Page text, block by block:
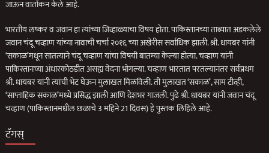
जाऊन वार्तांकन केले आहे.
भारतीय लष्कर व जवान हा त्यांच्या जिव्हाळ्याचा विषय होता. पाकिस्तानच्या ताब्यात अडकलेले
जवान चंदू चव्हाण यांच्या नावाची चर्चा २०१६ च्या अखेरीस सर्वाधिक झाली. श्री. धायबर यांनी
‘सकाळ’मधून सातत्याने चंदू चव्हाण यांचा विषयी बातम्या केल्या होत्या. चव्हाण यांनी
पाकिस्तानच्या अंधारकोठडीत असह्य वेदना भोगल्या. चव्हाण भारतात परतल्यानंतर सर्वप्रथम
श्री. धायबर यांनी त्यांची भेट घेऊन मुलाखत मिळविली. ती मुलाखत ‘सकाळ’, साम टीव्ही,
‘साप्ताहिक सकाळ’मध्ये प्रसिद्ध झाली आणि देशभर गाजली. पुढे श्री. धायबर यांनी जवान चंदू
चव्हाण (पाकिस्तानमधील छळाचे 3 महिने 21 दिवस) हे पुस्तक लिहिले आहे.
टॅगस्